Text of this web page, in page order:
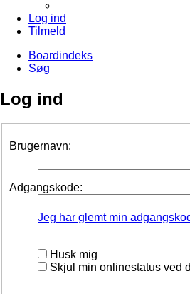
Log ind
Tilmeld
Boardindeks
Søg
Log ind
Brugernavn:
Adgangskode:
Jeg har glemt min
Husk mig
Skjul min onlinestatus ved